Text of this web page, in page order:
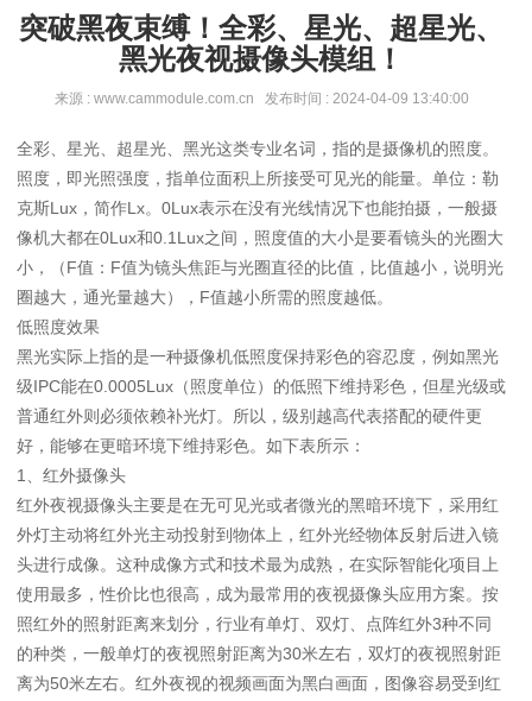
突破黑夜束缚！全彩、星光、超星光、
黑光夜视摄像头模组！
来源 : www.cammodule.com.cn 发布时间 : 2024-04-09 13:40:00
全彩、星光、超星光、黑光这类专业名词，指的是摄像机的照度。
照度，即光照强度，指单位面积上所接受可见光的能量。单位：勒
克斯Lux，简作Lx。0Lux表示在没有光线情况下也能拍摄，一般摄
像机大都在0Lux和0.1Lux之间，照度值的大小是要看镜头的光圈大
小，（F值：F值为镜头焦距与光圈直径的比值，比值越小，说明光
圈越大，通光量越大），F值越小所需的照度越低。
低照度效果
黑光实际上指的是一种摄像机低照度保持彩色的容忍度，例如黑光
级IPC能在0.0005Lux（照度单位）的低照下维持彩色，但星光级或
普通红外则必须依赖补光灯。所以，级别越高代表搭配的硬件更
好，能够在更暗环境下维持彩色。如下表所示：
1、红外摄像头
红外夜视摄像头主要是在无可见光或者微光的黑暗环境下，采用红
外灯主动将红外光主动投射到物体上，红外光经物体反射后进入镜
头进行成像。这种成像方式和技术最为成熟，在实际智能化项目上
使用最多，性价比也很高，成为最常用的夜视摄像头应用方案。按
照红外的照射距离来划分，行业有单灯、双灯、点阵红外3种不同
的种类，一般单灯的夜视照射距离为30米左右，双灯的夜视照射距
离为50米左右。红外夜视的视频画面为黑白画面，图像容易受到红